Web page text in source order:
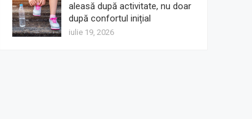
aleasă după activitate, nu doar
după confortul inițial
iulie 19, 2026